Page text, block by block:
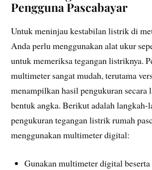
Pengguna Pascabayar
Untuk meninjau kestabilan listrik di
Anda perlu menggunakan alat ukur
untuk memeriksa tegangan listriknya.
multimeter sangat mudah, terutama
menampilkan hasil pengukuran secara
bentuk angka. Berikut adalah langkah-
pengukuran tegangan listrik rumah
menggunakan multimeter digital:
Gunakan multimeter digital beserta